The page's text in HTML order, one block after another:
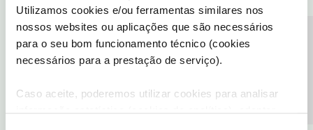
Utilizamos cookies e/ou ferramentas similares nos
nossos websites ou aplicações que são necessários
para o seu bom funcionamento técnico (cookies
necessários para a prestação de serviço).
Caso aceite, poderemos utilizar cookies para analisar
opção 3 chamada gratis da rede NOS ou através da moderação
do Fórum enviando por P/M o seu nº de cliente NOS à